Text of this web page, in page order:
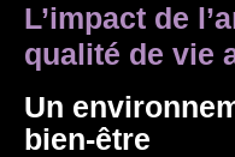
L’impact de
qualité de vie
Un
bien-être